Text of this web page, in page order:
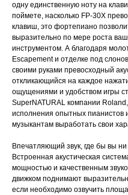
одну единственную ноту на
поймете, насколько FP-30X
клавиш, это фортепиано
выразительно по мере роста
инструментом. А благодаря
Escapement и отделке под
своими руками превосходный
откликающийся на каждое
ощущениями и удобством игры
SuperNATURAL компании
исполнения опытных
музыкантам выработать свои
Впечатляющий звук, где бы вы ни
Встроенная акустическая
мощностью и качественным
движком поднимают
если необходимо озвучить